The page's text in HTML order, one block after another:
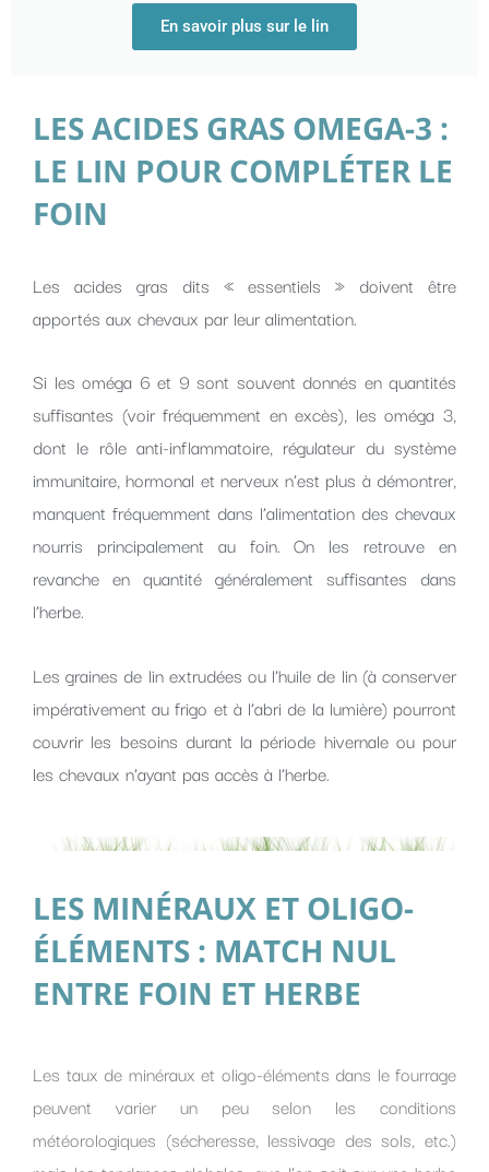
En savoir plus sur le lin
LES ACIDES GRAS OMEGA-3 :
LE LIN POUR COMPLÉTER LE
FOIN
Les acides gras dits « essentiels » doivent être
apportés aux chevaux par leur alimentation.
Si les oméga 6 et 9 sont souvent donnés en quantités
suffisantes (voir fréquemment en excès), les oméga 3,
dont le rôle anti-inflammatoire, régulateur du système
immunitaire, hormonal et nerveux n’est plus à démontrer,
manquent fréquemment dans l’alimentation des chevaux
nourris principalement au foin. On les retrouve en
revanche en quantité généralement suffisantes dans
l’herbe.
Les graines de lin extrudées ou l’huile de lin (à conserver
impérativement au frigo et à l’abri de la lumière) pourront
couvrir les besoins durant la période hivernale ou pour
les chevaux n’ayant pas accès à l’herbe.
LES MINÉRAUX ET OLIGO-
ÉLÉMENTS : MATCH NUL
ENTRE FOIN ET HERBE
Les taux de minéraux et oligo-éléments dans le fourrage
peuvent varier un peu selon les conditions
météorologiques (sécheresse, lessivage des sols, etc.)